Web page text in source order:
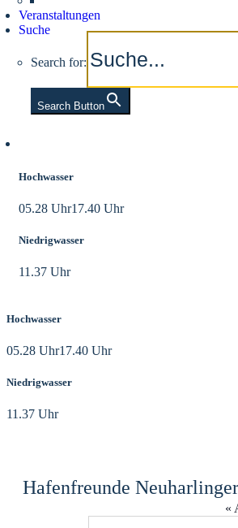
Veranstaltungen
Suche
Search for:
Search Button
Hochwasser
05.28 Uhr17.40 Uhr
Niedrigwasser
11.37 Uhr
Hochwasser
05.28 Uhr17.40 Uhr
Niedrigwasser
11.37 Uhr
Hafenfreunde
«